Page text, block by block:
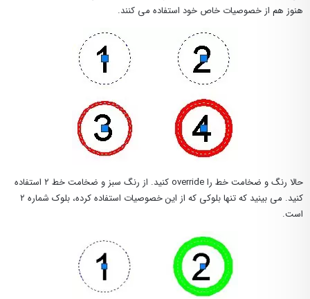
هنوز هم از خصوصیات خاص خود استفاده می کنند.
حالا رنگ و ضخامت خط را override کنید. از رنگ سبز و ضخامت خط ۲ استفاده
کنید. می بینید که تنها بلوکی که از این خصوصیات استفاده کرده، بلوک شماره ۲
است.